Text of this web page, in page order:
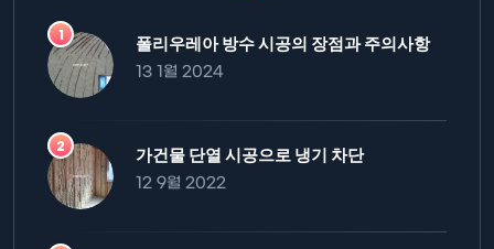
폴리우레아 방수 시공의 장점과 주의사항
13 1월 2024
가건물 단열 시공으로 냉기 차단
12 9월 2022